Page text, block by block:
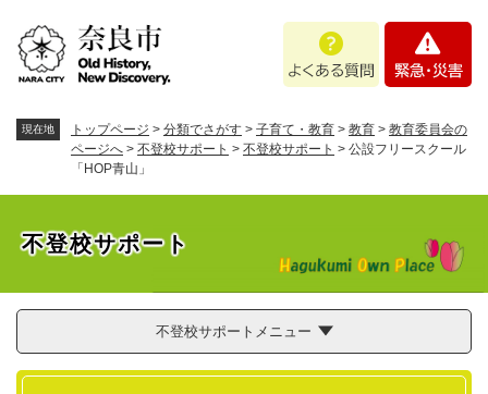
。
あ
問
・
現在地 トップページ > 分類でさがす > 子育て・教育 > 教育 > 教育委員会の
ページへ > 不登校サポート > 不登校サポート > 公設フリースクール
「HOP青山」
不登校サポート
不登校サポートメニュー
本